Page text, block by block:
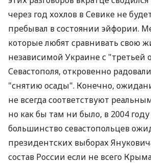
через год хохлов в Севике не
пребывал в состоянии эйфории.
которые любят сравнивать свою
независимой Украине с "третьей
Севастополя, откровенно
"снятию осады". Конечно,
не всегда соответствуют
но как бы там ни было, в 2004
большинство севастопольцев
президентских выборах
состав России если не всего